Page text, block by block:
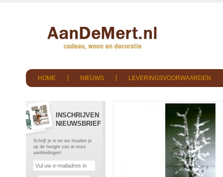
HOME NIEUWS LEVERINGSVOORWAARDEN
INSCHRIJVEN
NIEUWSBRIEF
Schrijf je in en we houden je
op de hoogte van al onze
aanbiedingen!